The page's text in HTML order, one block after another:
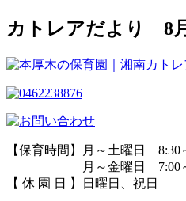
カトレアだより 8
【保育時間】月～土曜日 8:30
月～金曜日 7:00～
【 休 園 日 】日曜日、祝日